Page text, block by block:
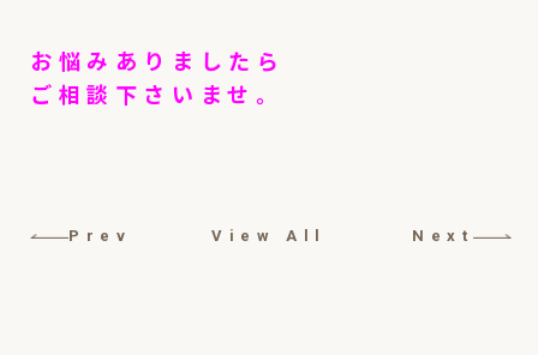
お悩みありましたら
ご相談下さいませ。
Prev View All Next